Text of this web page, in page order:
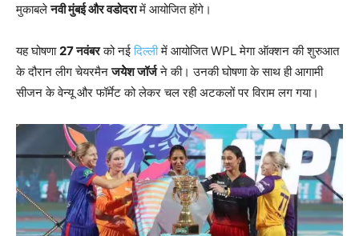
मुकाबलेनवी मुंबई और वडोदरामें आयोजित होंगे।
यह घोषणा 27नवंबरको नईदिल्लीमें आयोजित WPL मेगा ऑक्शन की शुरुआत
के दौरान लीग चेयरमैनजयेेश जॉर्जने की। उनकी घोषणा के साथ ही आगामी
सीजन के वेन्यू और फॉर्मेट को लेकर चल रही अटकलों पर विराम लग गया।